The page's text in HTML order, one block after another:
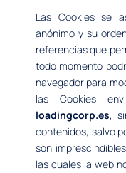
Las Cookies se
anónimo y su
referencias que
todo momento
navegador para
las Cookies
loadingcorp.es,
contenidos, salvo
son
las cuales la web